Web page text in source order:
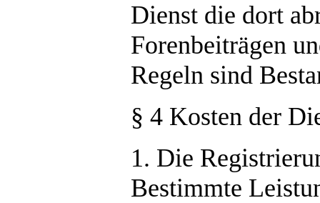
Dienst die dort
Forenbeiträgen
Regeln sind
§ 4 Kosten der
1. Die
Bestimmte